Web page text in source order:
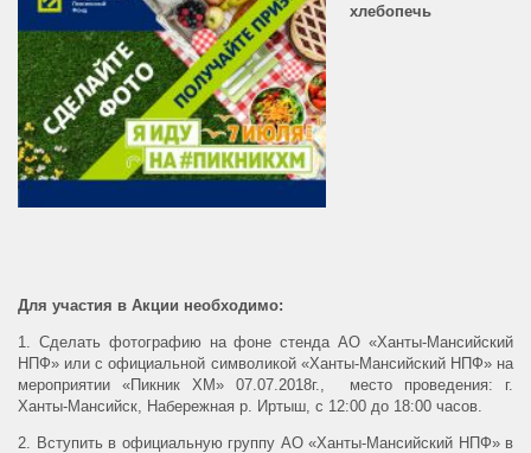
хлебопечь
Для участия в Акции необходимо:
1. Сделать фотографию на фоне стенда АО «Ханты-Мансийский
НПФ» или с официальной символикой «Ханты-Мансийский НПФ» на
мероприятии «Пикник ХМ» 07.07.2018г., место проведения: г.
Ханты-Мансийск, Набережная р. Иртыш, с 12:00 до 18:00 часов.
2. Вступить в официальную группу АО «Ханты-Мансийский НПФ» в